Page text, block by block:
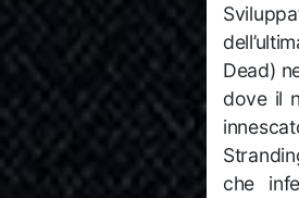
Dead)
dove il
che